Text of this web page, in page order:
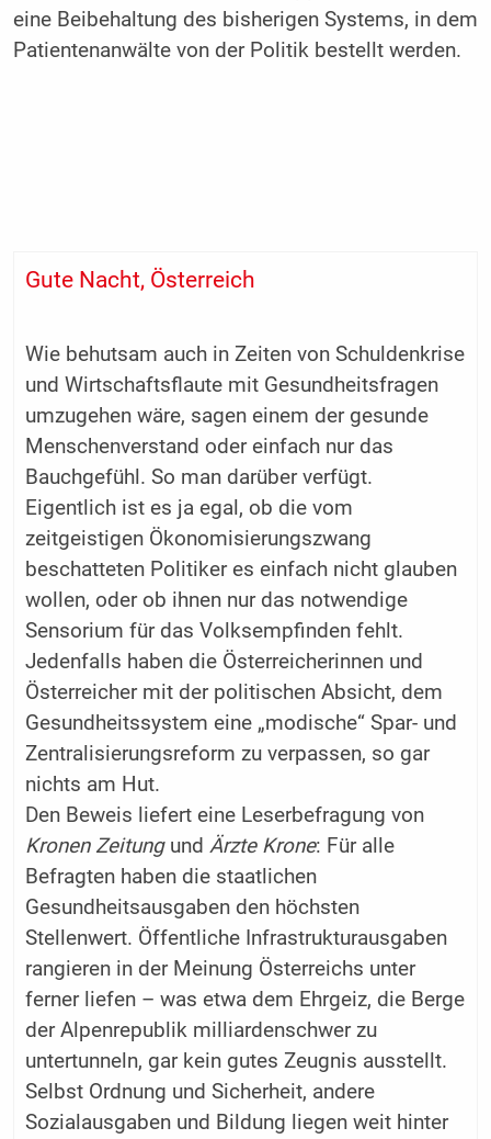
eine Beibehaltung des bisherigen Systems, in dem
Patientenanwälte von der Politik bestellt werden.
Gute Nacht, Österreich
Wie behutsam auch in Zeiten von Schuldenkrise
und Wirtschaftsflaute mit Gesundheitsfragen
umzugehen wäre, sagen einem der gesunde
Menschenverstand oder einfach nur das
Bauchgefühl. So man darüber verfügt.
Eigentlich ist es ja egal, ob die vom
zeitgeistigen Ökonomisierungszwang
beschatteten Politiker es einfach nicht glauben
wollen, oder ob ihnen nur das notwendige
Sensorium für das Volksempfinden fehlt.
Jedenfalls haben die Österreicherinnen und
Österreicher mit der politischen Absicht, dem
Gesundheitssystem eine „modische“ Spar- und
Zentralisierungsreform zu verpassen, so gar
nichts am Hut.
Den Beweis liefert eine Leserbefragung von
Kronen Zeitungund Ärzte Krone: Für alle
Befragten haben die staatlichen
Gesundheitsausgaben den höchsten
Stellenwert. Öffentliche Infrastrukturausgaben
rangieren in der Meinung Österreichs unter
ferner liefen – was etwa dem Ehrgeiz, die Berge
der Alpenrepublik milliardenschwer zu
untertunneln, gar kein gutes Zeugnis ausstellt.
Selbst Ordnung und Sicherheit, andere
Sozialausgaben und Bildung liegen weit hinter